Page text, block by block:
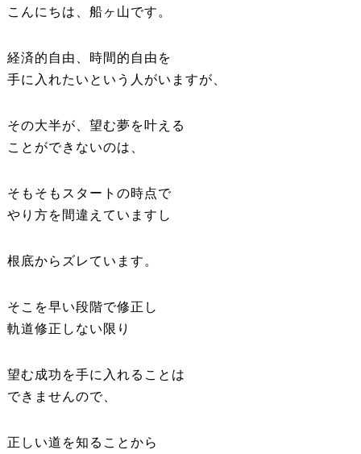
こんにちは、船ヶ山です。
経済的自由、時間的自由を
手に入れたいという人がいますが、
その大半が、望む夢を叶える
ことができないのは、
そもそもスタートの時点で
やり方を間違えていますし
根底からズレています。
そこを早い段階で修正し
軌道修正しない限り
望む成功を手に入れることは
できませんので、
正しい道を知ることから